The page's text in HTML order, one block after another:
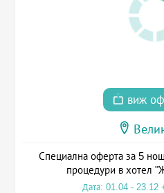
виж
Специална оферта за 5
процедури в хотел
Дата: 01.04 - 23.12